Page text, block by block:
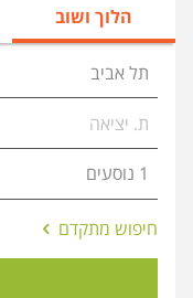
הלוך ושוב
חיפוש מתקדם אפשרויות